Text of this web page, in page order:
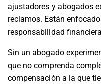
ajustadores y abogados
reclamos. Están
responsabilidad
Sin un abogado
que no comprenda
compensación a la que